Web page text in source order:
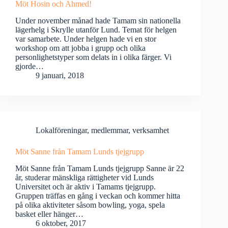
Möt Hosin och Ahmed!
Under november månad hade Tamam sin nationella
lägerhelg i Skrylle utanför Lund. Temat för helgen
var samarbete. Under helgen hade vi en stor
workshop om att jobba i grupp och olika
personlighetstyper som delats in i olika färger. Vi
gjorde…
9 januari, 2018
Lokalföreningar, medlemmar, verksamhet
Möt Sanne från Tamam Lunds tjejgrupp
Möt Sanne från Tamam Lunds tjejgrupp Sanne är 22
år, studerar mänskliga rättigheter vid Lunds
Universitet och är aktiv i Tamams tjejgrupp.
Gruppen träffas en gång i veckan och kommer hitta
på olika aktiviteter såsom bowling, yoga, spela
basket eller hänger…
6 oktober, 2017